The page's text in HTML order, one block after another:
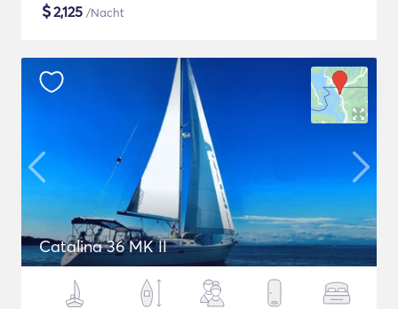
$2,125 /Nacht
Catalina 36 MK II